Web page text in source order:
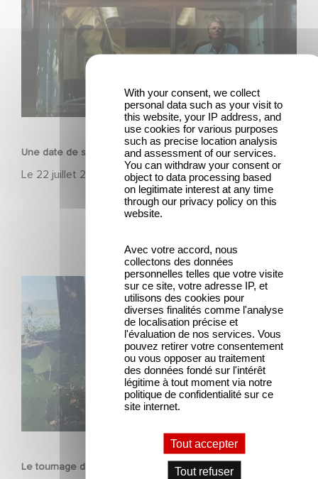
FILM
Une date de sortie pour le nouveau film de Franck Dubosc
Le 22 juillet 2026
SÉRIE
Le tournage de la mini-série Le Roman de Marceau Miller a
Le tournage de la mini-série Le Roman de Marceau Miller
a débuté
With your consent, we collect
personal data such as your visit to
this website, your IP address, and
use cookies for various purposes
such as precise location analysis
and assessment of our services.
You can withdraw your consent or
object to data processing based
on legitimate interest at any time
through our privacy policy on this
website.
Avec votre accord, nous
collectons des données
personnelles telles que votre visite
sur ce site, votre adresse IP, et
utilisons des cookies pour
diverses finalités comme l'analyse
de localisation précise et
l'évaluation de nos services. Vous
pouvez retirer votre consentement
ou vous opposer au traitement
des données fondé sur l'intérêt
légitime à tout moment via notre
politique de confidentialité sur ce
site internet.
Tout accepter
Tout refuser